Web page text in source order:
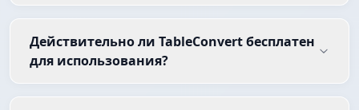
Действительно ли TableConvert бесплатен
для использования?